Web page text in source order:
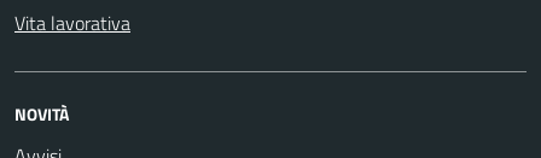
Vita lavorativa
NOVITÀ